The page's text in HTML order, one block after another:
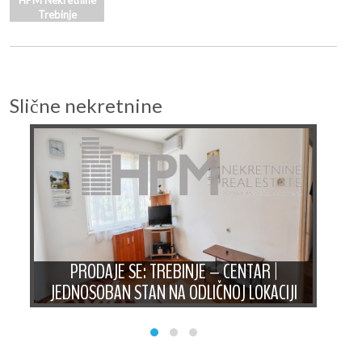
Trebinje
Slične nekretnine
PRODAJE SE: TREBINJE – CENTAR |
JEDNOSOBAN STAN NA ODLIČNOJ LOKACIJI